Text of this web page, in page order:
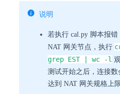
说明
若执行 cal.py 脚本报
NAT 网关节点，执行
grep EST | wc -l
测试开始之后，连接数
达到 NAT 网关规格上限